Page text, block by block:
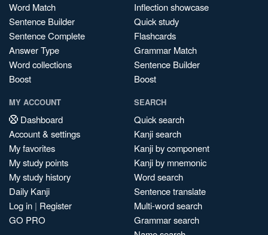
Word Match
Sentence Builder
Sentence Complete
Answer Type
Word collections
Boost
Inflection showcase
Quick study
Flashcards
Grammar Match
Sentence Builder
Boost
MY ACCOUNT
Dashboard
Account & settings
My favorites
My study points
My study history
Daily Kanji
Log in | Register
GO PRO
SEARCH
Quick search
Kanji search
Kanji by component
Kanji by mnemonic
Word search
Sentence translate
Multi-word search
Grammar search